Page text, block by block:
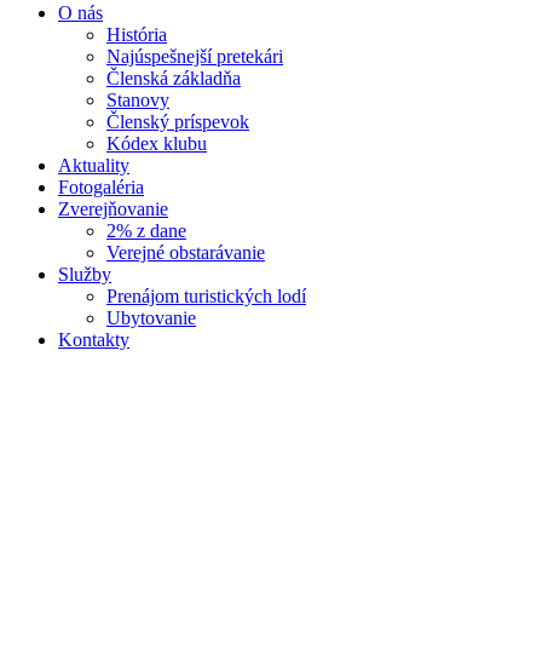
O nás
História
Najúspešnejší pretekári
Členská základňa
Stanovy
Členský príspevok
Kódex klubu
Aktuality
Fotogaléria
Zverejňovanie
2% z dane
Verejné obstarávanie
Služby
Prenájom turistických lodí
Ubytovanie
Kontakty